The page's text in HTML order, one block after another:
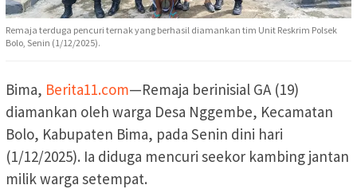
Remaja terduga pencuri ternak yang berhasil diamankan tim Unit Reskrim Polsek
Bolo, Senin (1/12/2025).
Bima, Berita11.com—Remaja berinisial GA (19)
diamankan oleh warga Desa Nggembe, Kecamatan
Bolo, Kabupaten Bima, pada Senin dini hari
(1/12/2025). Ia diduga mencuri seekor kambing jantan
milik warga setempat.